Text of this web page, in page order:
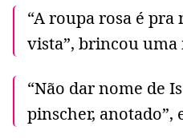
“A roupa rosa é pra
vista”, brincou
“Não dar nome de
pinscher, anotado”,